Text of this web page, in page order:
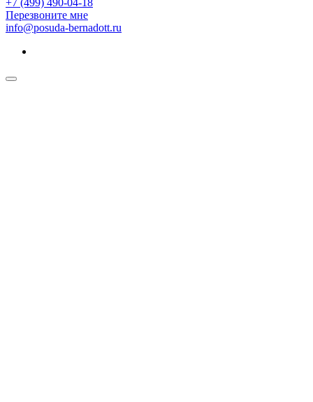
Перезвоните мне
info@posuda-bernadott.ru